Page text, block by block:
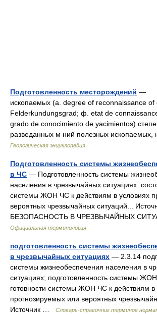
Подготовленность месторождений —
ископаемыx (a. degree of reconnaissance of
Felderkundungsgrad; ф. etat de
grado de conocimiento de yacimientos)
разведанных м ний полезных
Геологическая энциклопедия
Подготовленность системы
в ЧС — Подготовленность системы
населения в чрезвычайных ситуациях:
системы ЖОН ЧС к действиям в условиях
вероятных чрезвычайных ситуаций...
БЕЗОПАСНОСТЬ В ЧРЕЗВЫЧАЙНЫХ
Официальная терминология
подготовленность системы
в чрезвычайных ситуациях — 2.3.14
системы жизнеобеспечения населения в
ситуациях; подготовленность системы
готовности системы ЖОН ЧС к действиям в
прогнозируемых или вероятных
Источник …
Словарь-справочник терминов